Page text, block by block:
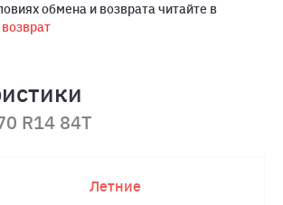
обмена и возврата читайте в
R14 84T
Летние